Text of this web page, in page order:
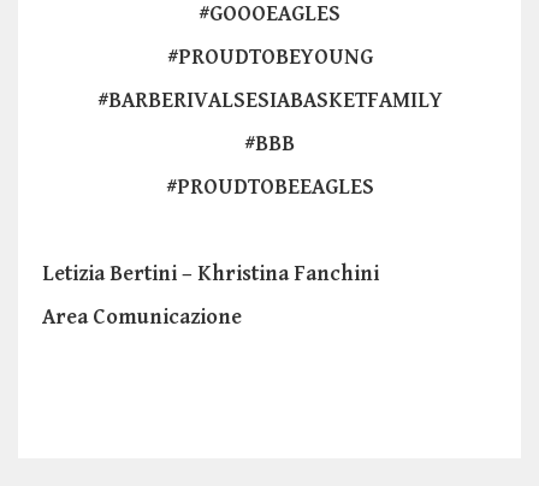
#GOOOEAGLES
#PROUDTOBEYOUNG
#BARBERIVALSESIABASKETFAMILY
#BBB
#PROUDTOBEEAGLES
Letizia Bertini – Khristina Fanchini
Area Comunicazione